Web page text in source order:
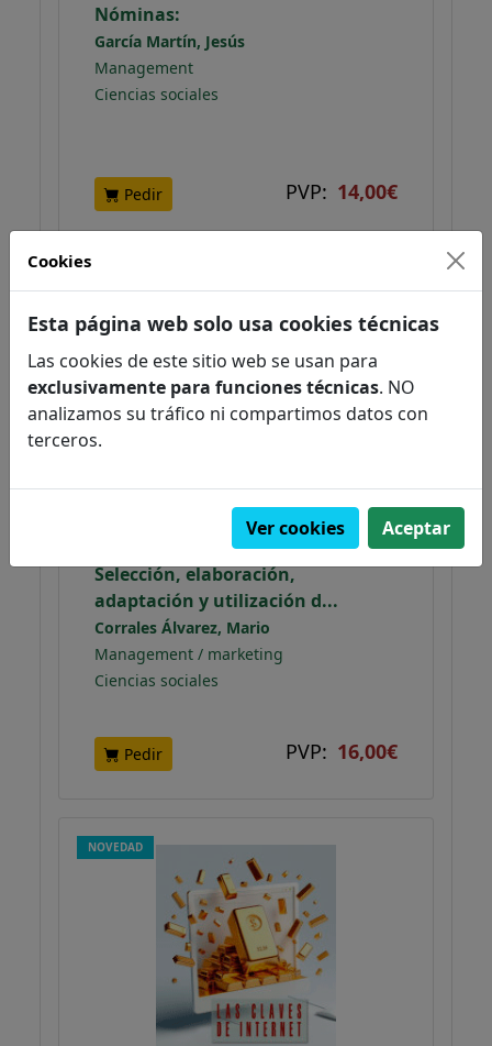
Nóminas:
García Martín, Jesús
Management
Ciencias sociales
Pedir PVP: 14,00€
Selección, elaboración,
adaptación y utilización d...
Corrales Álvarez, Mario
Management / marketing
Ciencias sociales
Pedir PVP: 16,00€
NOVEDAD
Cookies
Esta página web solo usa cookies técnicas
Las cookies de este sitio web se usan para
exclusivamente para funciones técnicas. NO
analizamos su tráfico ni compartimos datos con
terceros.
Ver cookies Aceptar